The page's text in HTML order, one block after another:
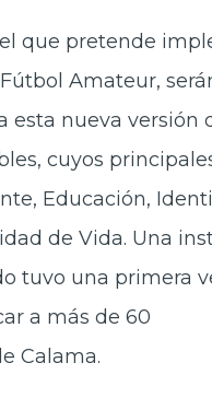
que pretende
Amateur,
esta nueva versión
cuyos
Educación,
de Vida. Una
tuvo una primera
a más de 60
Calama.